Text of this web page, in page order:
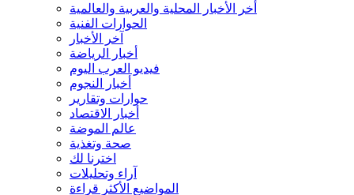
أخر الأخبار المحلية والعربية والعالمية
الحوارات الفنية
آخر الأخبار
أخبار الرياضة
فيديو العرب اليوم
أخبار النجوم
حوارات وتقارير
أخبار الاقتصاد
عالم الموضة
صحة وتغذية
اخترنا لك
آراء وتحليلات
المواضيع الأكثر قراءة